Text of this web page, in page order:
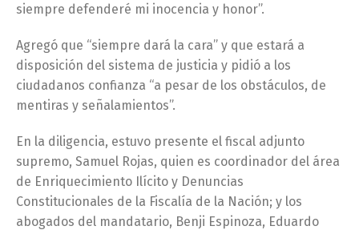
siempre defenderé mi inocencia y honor”.
Agregó que “siempre dará la cara” y que estará a
disposición del sistema de justicia y pidió a los
ciudadanos confianza “a pesar de los obstáculos, de
mentiras y señalamientos”.
En la diligencia, estuvo presente el fiscal adjunto
supremo, Samuel Rojas, quien es coordinador del área
de Enriquecimiento Ilícito y Denuncias
Constitucionales de la Fiscalía de la Nación; y los
abogados del mandatario, Benji Espinoza, Eduardo